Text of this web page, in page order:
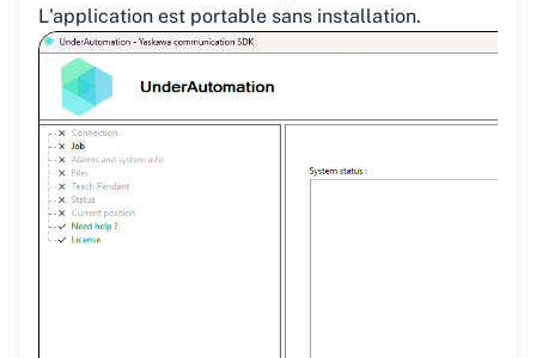
L'application est portable sans installation.